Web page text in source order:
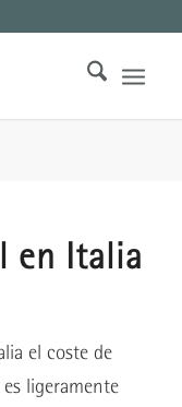
en Italia
el coste de
ligeramente